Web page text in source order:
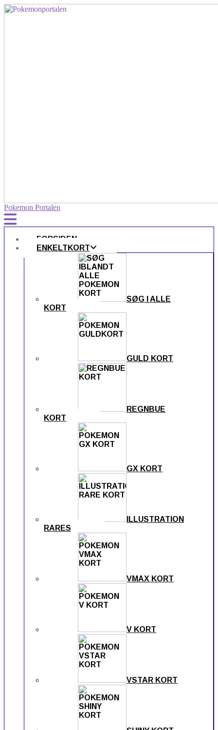
Pokemon Portalen
FORSIDEN
ENKELTKORT
SØG I ALLE
KORT
GULD KORT
REGNBUE
KORT
GX KORT
ILLUSTRATION
RARES
VMAX KORT
V KORT
VSTAR KORT